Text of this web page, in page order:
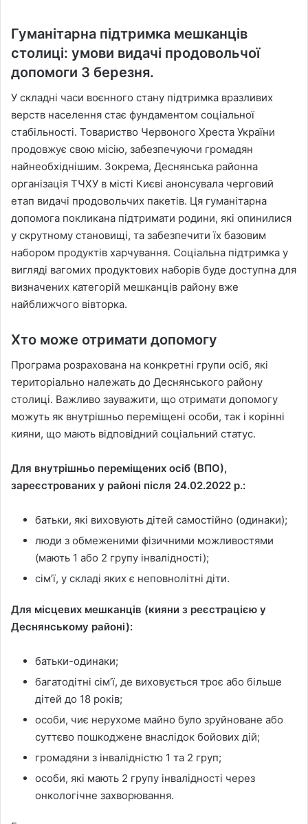
Гуманітарна підтримка мешканців
столиці: умови видачі продовольчої
допомоги 3 березня.
У складні часи воєнного стану підтримка вразливих
верств населення стає фундаментом соціальної
стабільності. Товариство Червоного Хреста України
продовжує свою місію, забезпечуючи громадян
найнеобхіднішим. Зокрема, Деснянська районна
організація ТЧХУ в місті Києві анонсувала черговий
етап видачі продовольчих пакетів. Ця гуманітарна
допомога покликана підтримати родини, які опинилися
у скрутному становищі, та забезпечити їх базовим
набором продуктів харчування. Соціальна підтримка у
вигляді вагомих продуктових наборів буде доступна для
визначених категорій мешканців району вже
найближчого вівторка.
Хто може отримати допомогу
Програма розрахована на конкретні групи осіб, які
територіально належать до Деснянського району
столиці. Важливо зауважити, що отримати допомогу
можуть як внутрішньо переміщені особи, так і корінні
кияни, що мають відповідний соціальний статус.
Для внутрішньо переміщених осіб (ВПО),
зареєстрованих у районі після 24.02.2022 р.:
батьки, які виховують дітей самостійно (одинаки);
люди з обмеженими фізичними можливостями
(мають 1 або 2 групу інвалідності);
сім’ї, у складі яких є неповнолітні діти.
Для місцевих мешканців (кияни з реєстрацією у
Деснянському районі):
батьки-одинаки;
багатодітні сім’ї, де виховується троє або більше
дітей до 18 років;
особи, чиє нерухоме майно було зруйноване або
суттєво пошкоджене внаслідок бойових дій;
громадяни з інвалідністю 1 та 2 груп;
особи, які мають 2 групу інвалідності через
онкологічне захворювання.